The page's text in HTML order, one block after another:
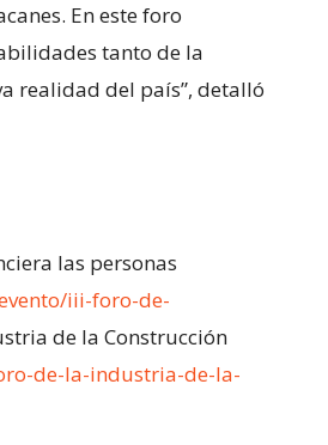
En este foro
tanto de la
realidad del país”, detalló
las personas
iii-foro-de-
de la Construcción
de-la-industria-de-la-